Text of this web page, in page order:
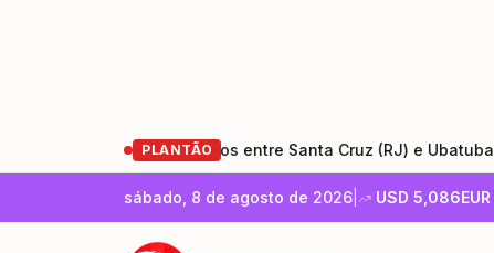
PLANTÃO
da Rio-Santos entre Santa Cruz (RJ) e Ubatuba (SP)
sábado, 8 de agosto de 2026 USD 5,086EUR